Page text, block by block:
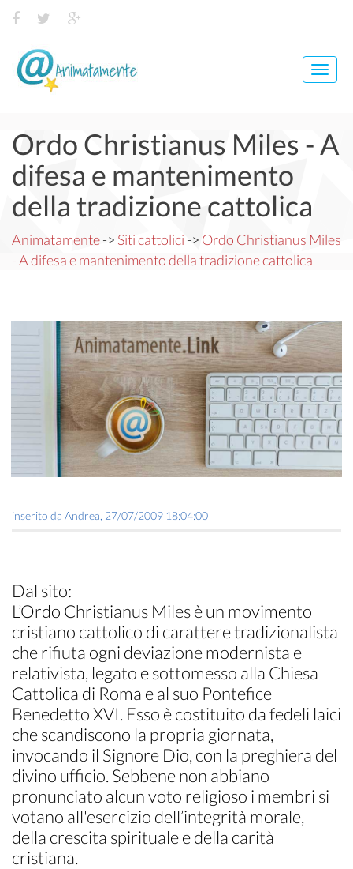
Ordo Christianus Miles - A
difesa e mantenimento
della tradizione cattolica
Animatamente-> Siti cattolici -> Ordo Christianus Miles
- A difesa e mantenimento della tradizione cattolica
inserito da Andrea 27/07/2009 18:04:00
Dal sito:
L’Ordo Christianus Miles è un movimento
cristiano cattolico di carattere tradizionalista
che rifiuta ogni deviazione modernista e
relativista, legato e sottomesso alla Chiesa
Cattolica di Roma e al suo Pontefice
Benedetto XVI. Esso è costituito da fedeli laici
che scandiscono la propria giornata,
invocando il Signore Dio, con la preghiera del
divino ufficio. Sebbene non abbiano
pronunciato alcun voto religioso i membri si
votano all'esercizio dell’integrità morale,
della crescita spirituale e della carità
cristiana.